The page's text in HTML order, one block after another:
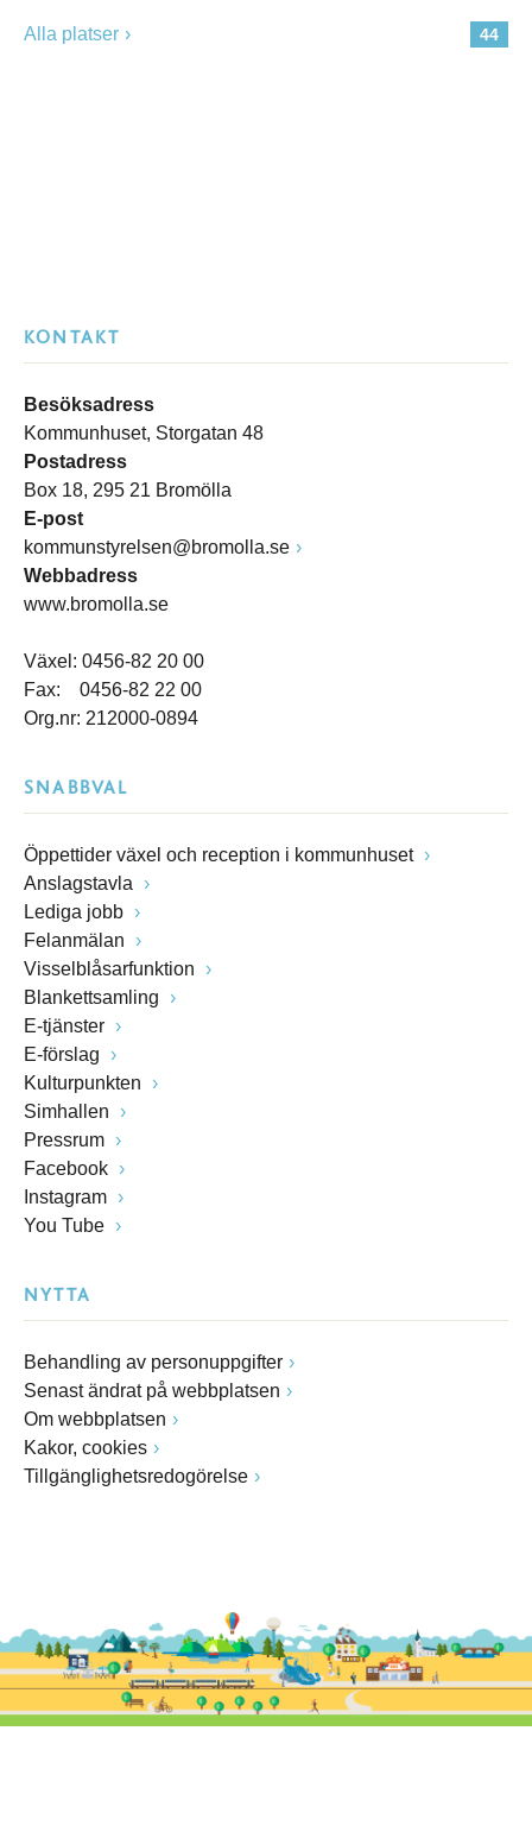
44
Alla platser
KONTAKT
Besöksadress
Kommunhuset, Storgatan 48
Postadress
Box 18, 295 21 Bromölla
E-post
kommunstyrelsen@bromolla.se
Webbadress
www.bromolla.se
Växel: 0456-82 20 00
Fax: 0456-82 22 00
Org.nr: 212000-0894
SNABBVAL
Öppettider växel och reception i kommunhuset
Anslagstavla
Lediga jobb
Felanmälan
Visselblåsarfunktion
Blankettsamling
E-tjänster
E-förslag
Kulturpunkten
Simhallen
Pressrum
Facebook
Instagram
You Tube
NYTTA
Behandling av personuppgifter
Senast ändrat på webbplatsen
Om webbplatsen
Kakor, cookies
Tillgänglighetsredogörelse